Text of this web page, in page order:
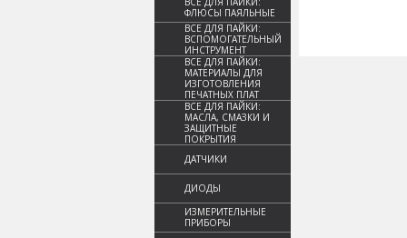
ФЛЮСЫ ПАЯЛЬНЫЕ
ВСЕ ДЛЯ ПАЙКИ:
ВСПОМОГАТЕЛЬНЫЙ
ИНСТРУМЕНТ
ВСЕ ДЛЯ ПАЙКИ:
МАТЕРИАЛЫ ДЛЯ
ИЗГОТОВЛЕНИЯ
ПЕЧАТНЫХ ПЛАТ
ВСЕ ДЛЯ ПАЙКИ:
МАСЛА, СМАЗКИ И
ЗАЩИТНЫЕ
ПОКРЫТИЯ
ДАТЧИКИ
ДИОДЫ
ИЗМЕРИТЕЛЬНЫЕ
ПРИБОРЫ